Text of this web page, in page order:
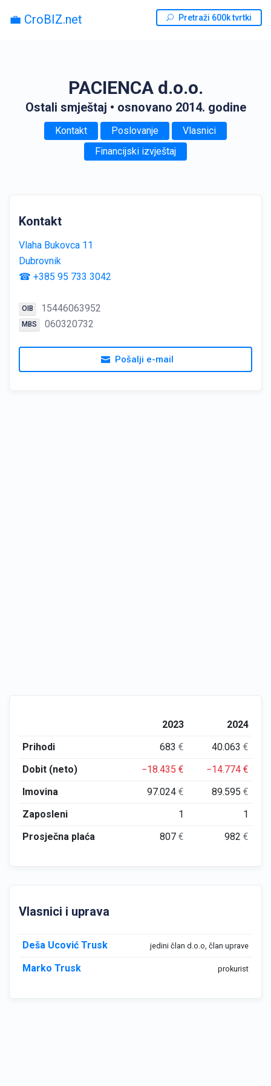
💼 CroBIZ.net Pretraži 600k tvrtki
PACIENCA d.o.o.
Ostali smještaj • osnovano 2014. godine
Kontakt Poslovanje
Vlasnici
Financijski izvještaj
Kontakt
Vlaha Bukovca 11
Dubrovnik
☎ +385 95 733 3042
OIB 15446063952
MBS 060320732
Pošalji e-mail
2023
2024
Prihodi
683€ 40.063€
Dobit (neto)
−18.435€ −14.774€
Imovina
97.024€ 89.595€
Zaposleni
1
1
Prosječna plaća
807€ 982€
Vlasnici i uprava
Deša Ucović Trusk jedini član d.o.o, član uprave
Marko Trusk prokurist